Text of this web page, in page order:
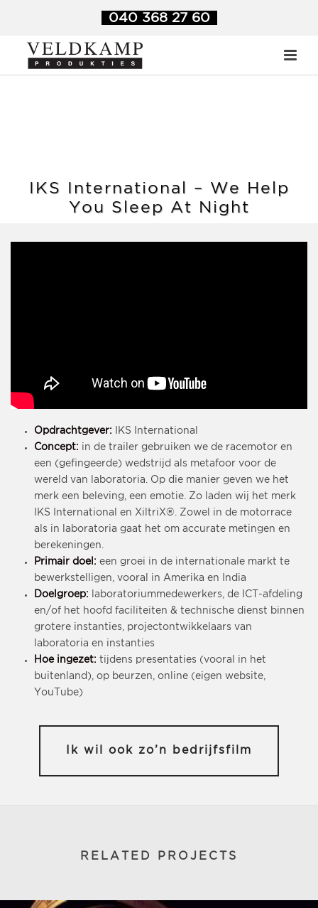
040 368 27 60
IKS International – We Help
You Sleep At Night
Opdrachtgever:
IKS International
Concept: in de trailer gebruiken we de racemotor en
een (gefingeerde) wedstrijd als metafoor voor de
wereld van laboratoria. Op die manier geven we het
merk een beleving, een emotie. Zo laden wij het merk
IKS International en XiltriX®. Zowel in de motorrace
als in laboratoria gaat het om accurate metingen en
berekeningen.
Primair doel: een groei in de internationale markt te
bewerkstelligen, vooral in Amerika en India
Doelgroep:
laboratoriummedewerkers, de ICT-afdeling
en/of het hoofd faciliteiten & technische dienst binnen
grotere instanties, projectontwikkelaars van
laboratoria en instanties
Hoe ingezet: tijdens presentaties (vooral in het
buitenland), op beurzen, online (eigen website,
YouTube)
Ik wil ook zo’n bedrijfsfilm
RELATED PROJECTS